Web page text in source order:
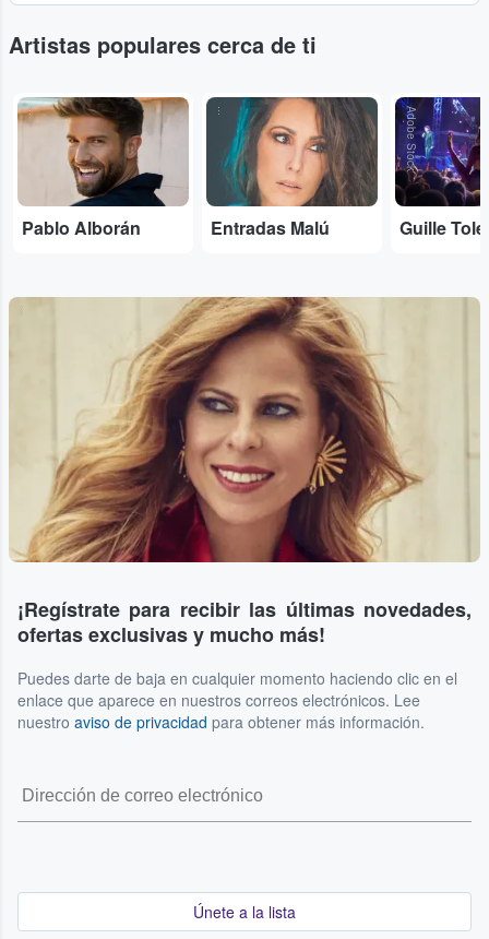
Artistas populares cerca de ti
...
Pablo Alborán
...
Entradas Malú
Adobe Stock
Guille
...
¡Regístrate para recibir las últimas novedades,
ofertas exclusivas y mucho más!
Puedes darte de baja en cualquier momento haciendo clic en el
enlace que aparece en nuestros correos electrónicos. Lee
nuestro aviso de privacidad para obtener más información.
Únete a la lista